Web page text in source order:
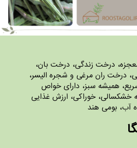
درخت زندگی، درخت بان،
درخت ران مرغی و شجره الیسر،
همیشه سبز، دارای خواص
خشکسالی، خوراکی، ارزش غذایی
آب، بومی هند